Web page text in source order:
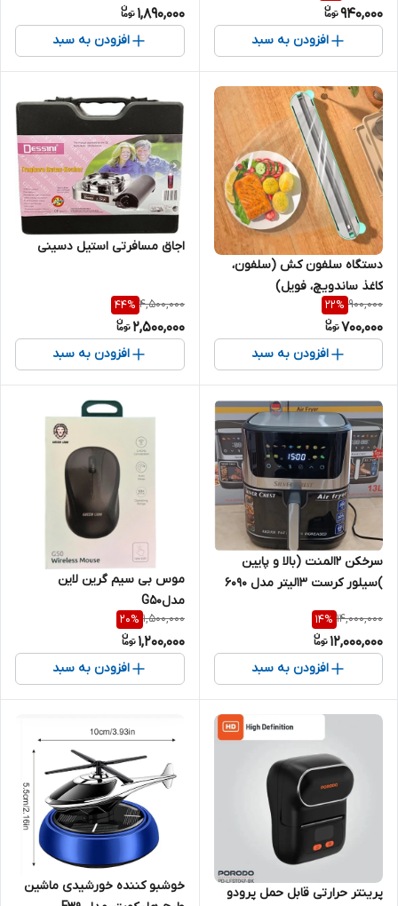
940,000
افزودن به سبد
1,890,000
افزودن به سبد
دستگاه سلفون کش (سلفون،
کاغذ ساندویچ، فویل)
900,000
22%
700,000
افزودن به سبد
اجاق مسافرتی استیل دسینی
4,500,000
44%
2,500,000
افزودن به سبد
سرخکن 2المنت (بالا و پایین
)سیلور کرست 13لیتر مدل 6090
14,000,000
14%
12,000,000
افزودن به سبد
موس بی سیم گرین لاین
مدلG50
1,500,000
20%
1,200,000
افزودن به سبد
پرینتر حرارتی قابل حمل پرودو
خوشبو کننده خورشیدی ماشین